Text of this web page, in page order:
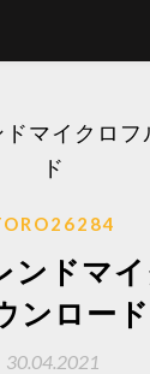
マイクロフ
ド
ドマ
ンロード
30.04.2021